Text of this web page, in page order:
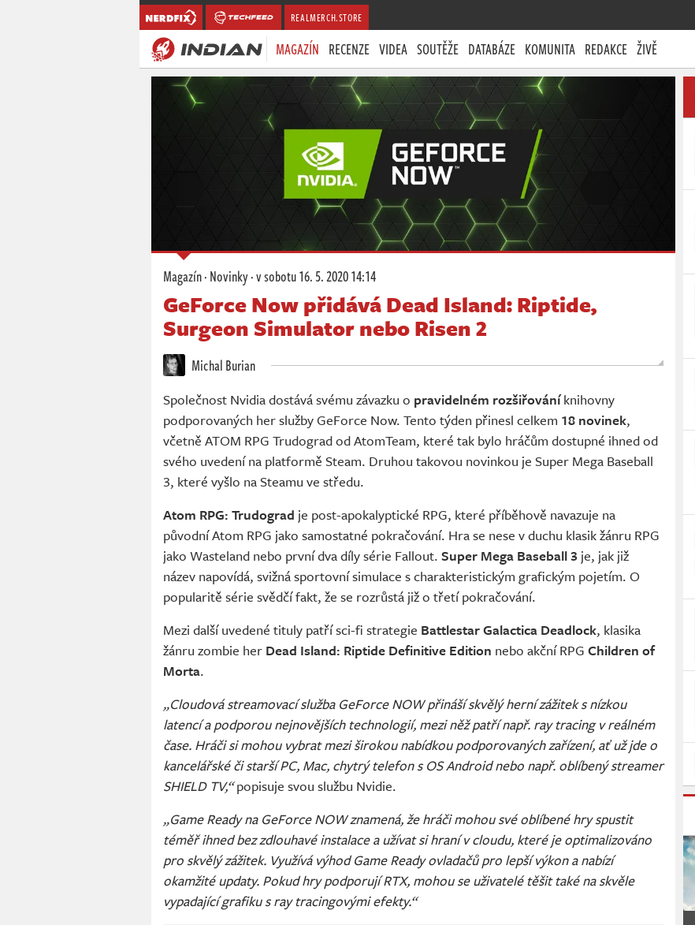
REALMERCH.STORE
MAGAZÍN RECENZE VIDEA SOUTĚŽE DATABÁZE KOMUNITA REDAKCE ŽIVĚ
Magazín·Novinky·v sobotu16. 5. 2020 14:14
GeForce Now přidává Dead Island: Riptide,
Surgeon Simulator nebo Risen 2
Michal Burian
Společnost Nvidia dostává svému závazku o pravidelném rozšiřováníknihovny
podporovaných her služby GeForce Now. Tento týden přinesl celkem 18 novinek,
včetně ATOM RPG Trudograd od AtomTeam, které tak bylo hráčům dostupné ihned od
svého uvedení na platformě Steam. Druhou takovou novinkou je Super Mega Baseball
3, které vyšlo na Steamu ve středu.
Atom RPG: Trudograd je post-apokalyptické RPG, které příběhově navazuje na
původní Atom RPG jako samostatné pokračování. Hra se nese v duchu klasik žánru RPG
jako Wasteland nebo první dva díly série Fallout. Super Mega Baseball 3 je, jak již
název napovídá, svižná sportovní simulace s charakteristickým grafickým pojetím. O
popularitě série svědčí fakt, že se rozrůstá již o třetí pokračování.
Mezi další uvedené tituly patří sci-fi strategie Battlestar Galactica Deadlock, klasika
žánru zombie her Dead Island: Riptide Definitive Edition nebo akční RPG Children of
Morta.
„Cloudová streamovací služba GeForce NOW přináší skvělý herní zážitek s nízkou
latencí a podporou nejnovějších technologií, mezi něž patří např. ray tracing v reálném
čase. Hráči si mohou vybrat mezi širokou nabídkou podporovaných zařízení, ať už jde o
kancelářské či starší PC, Mac, chytrý telefon s OS Android nebo např. oblíbený streamer
SHIELD TV,“popisuje svou službu Nvidie.
„Game Ready na GeForce NOW znamená, že hráči mohou své oblíbené hry spustit
téměř ihned bez zdlouhavé instalace a užívat si hraní v cloudu, které je optimalizováno
pro skvělý zážitek. Využívá výhod Game Ready ovladačů pro lepší výkon a nabízí
okamžité updaty. Pokud hry podporují RTX, mohou se uživatelé těšit také na skvěle
vypadající grafiku s ray tracingovými efekty.“